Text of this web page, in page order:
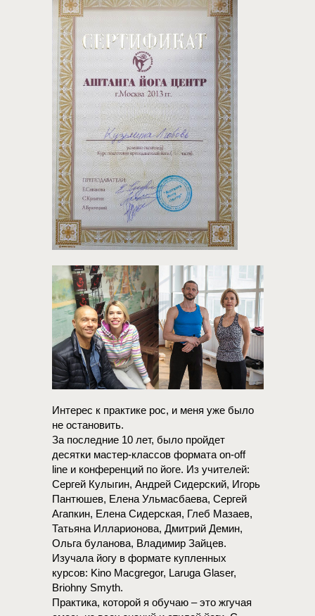
Интерес к практике рос, и меня уже было
не остановить.
За последние 10 лет, было пройдет
десятки мастер-классов формата on-off
line и конференций по йоге. Из учителей:
Сергей Кулыгин, Андрей Сидерский, Игорь
Пантюшев, Елена Ульмасбаева, Сергей
Агапкин, Елена Сидерская, Глеб Мазаев,
Татьяна Илларионова, Дмитрий Демин,
Ольга буланова, Владимир Зайцев.
Изучала йогу в формате купленных
курсов: Kino Macgregor, Laruga Glaser,
Briohny Smyth.
Практика, которой я обучаю – это жгучая